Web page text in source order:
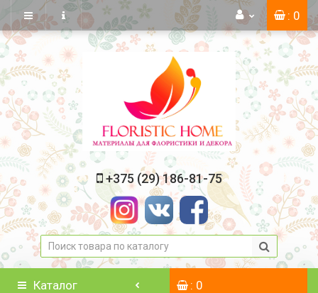
: 0
+375 (29) 186-81-75
Каталог : 0